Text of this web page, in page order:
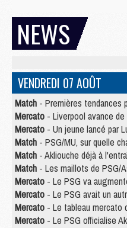
NEWS
VENDREDI 07 AOÛT
Match - Premières tendances
Mercato - Liverpool avance
Mercato - Un jeune lancé par
Match - PSG/MU, sur quelle
Match - Akliouche déjà à
Match - Les maillots de PSG/
Mercato - Le PSG va
Mercato - Le PSG avait un
Mercato - Le tableau mercato
Mercato - Le PSG officialise